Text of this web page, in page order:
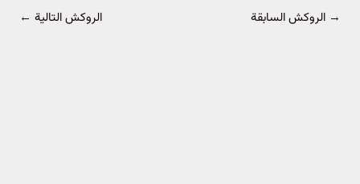
→ الروکش السابقة الروکش التالية ←